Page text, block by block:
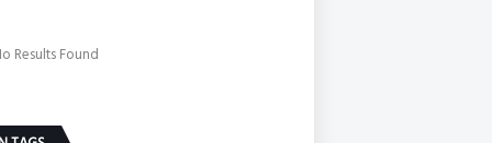
Results Found